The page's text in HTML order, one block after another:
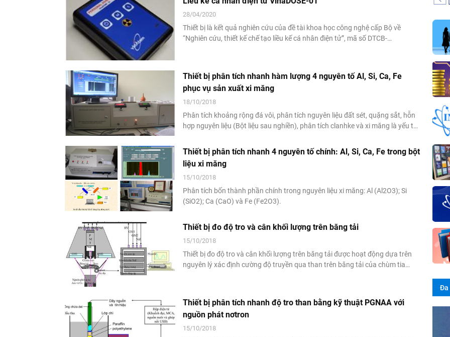
28/04/2020
Thiết bị là kết quả nghiên cứu của đề tài khoa học công nghệ cấp Bộ về
“Nghiên cứu, thiết kế chế tạo liều kế cá nhân điện tử”, mã số DTCB-
Thiết bị phân tích nhanh hàm lượng 4 nguyên tố Al, Si, Ca, Fe
phục vụ sản xuất xi măng
18/10/2018
Phân tích khoảng rộng đá vôi, phân tích nguyên liệu đất sét, quặng sắt, hỗn
hợp nguyên liệu (Bột liệu sau nghiền), phân tích clanhke và xi măng là yếu tố
phân tích nhanh, thời...
Thiết bị phân tích nhanh 4 nguyên tố chính: Al, Si, Ca, Fe trong bột
liệu xi măng
15/10/2018
Phân tích bốn thành phần chính trong nguyên liệu xi măng: Al (Al2O3); Si
(SiO2); Ca (CaO) và Fe (Fe2O3).
Thiết bị đo độ tro và cân khối lượng trên băng tải
15/10/2018
Thiết bị đo độ tro và cân khối lượng trên băng tải được hoạt động dựa trên
nguyên lý xác định cường độ truyền qua than trên băng tải của chùm tia
Thiết bị phân tích nhanh độ tro than bằng kỹ thuật PGNAA với
nguồn phát nơtron
15/10/2018
Đa